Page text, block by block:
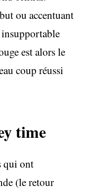
ou accentuant
insupportable
est alors le
coup réussi
time
qui ont
(le retour